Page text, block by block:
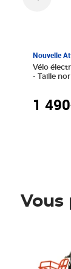
Nouvelle
Vélo
- Taille
1 490
Vous